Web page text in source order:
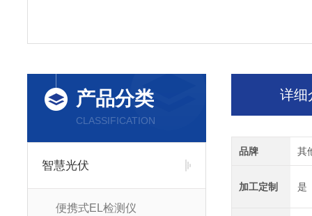
产品分类
CLASSIFICATION
智慧光伏
便携式EL检测仪
详细
品牌 其
加工定制 是